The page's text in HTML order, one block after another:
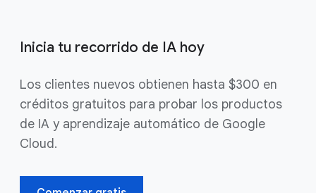
Inicia tu recorrido de IA hoy
Los clientes nuevos obtienen hasta $300 en
créditos gratuitos para probar los productos
de IA y aprendizaje automático de Google
Cloud.